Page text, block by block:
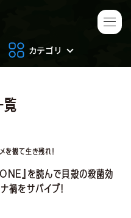
カテゴリ
便利アイテム
覧
を観て生き残れ！
』を読んで貝殻の殺菌効
禍をサバイブ！